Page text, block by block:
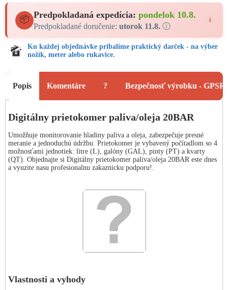
📦 Predpokladaná expedícia: pondelok 10.8.
Predpokladané doručenie: utorok 11.8. ⓘ
i
Ku každej objednávke pribalíme praktický darček - na výber
nožík, meter alebo rukavice.
Popis Komentáre ? Bezpečnosť výrobku - GPSR
Digitálny prietokomer paliva/oleja 20BAR
Umožňuje monitorovanie hladiny paliva a oleja, zabezpečuje presné
meranie a jednoduchú údržbu. Prietokomer je vybavený počítadlom so 4
možnosťami jednotiek: litre (L), galóny (GAL), pinty (PT) a kvarty
(QT). Objednajte si Digitálny prietokomer paliva/oleja 20BAR este dnes
a vyuzite nasu profesionalnu zakaznicku podporu!.
Vlastnosti a vyhody